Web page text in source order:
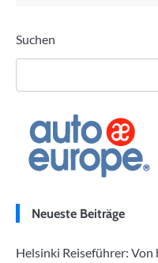
Suchen
Neueste Beiträge
Helsinki Reiseführer: